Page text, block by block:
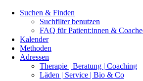
Suchen & Finden
Suchfilter benutzen
FAQ für Patient:innen &
Kalender
Methoden
Adressen
Therapie | Beratung | Coaching
Läden | Service | Bio & Co